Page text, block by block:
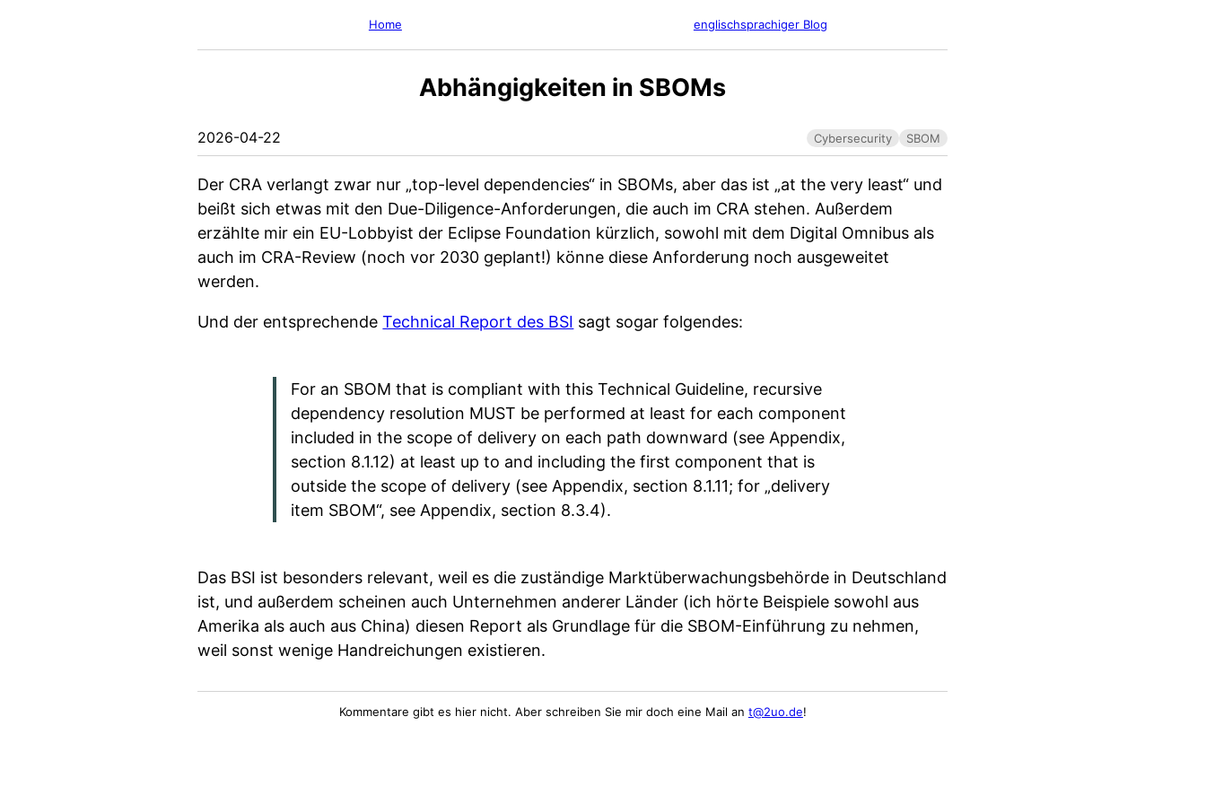
Home englischsprachiger Blog
Abhängigkeiten in SBOMs
2026-04-22 Cybersecurity SBOM
Der CRA verlangt zwar nur „top-level dependencies“ in SBOMs, aber das ist „at the very least“ und
beißt sich etwas mit den Due-Diligence-Anforderungen, die auch im CRA stehen. Außerdem
erzählte mir ein EU-Lobbyist der Eclipse Foundation kürzlich, sowohl mit dem Digital Omnibus als
auch im CRA-Review (noch vor 2030 geplant!) könne diese Anforderung noch ausgeweitet
werden.
Und der entsprechendeTechnical Report des BSI sagt sogar folgendes:
For an SBOM that is compliant with this Technical Guideline, recursive
dependency resolution MUST be performed at least for each component
included in the scope of delivery on each path downward (see Appendix,
section 8.1.12) at least up to and including the first component that is
outside the scope of delivery (see Appendix, section 8.1.11; for „delivery
item SBOM“, see Appendix, section 8.3.4).
Das BSI ist besonders relevant, weil es die zuständige Marktüberwachungsbehörde in Deutschland
ist, und außerdem scheinen auch Unternehmen anderer Länder (ich hörte Beispiele sowohl aus
Amerika als auch aus China) diesen Report als Grundlage für die SBOM-Einführung zu nehmen,
weil sonst wenige Handreichungen existieren.
Kommentare gibt es hier nicht. Aber schreiben Sie mir doch eine Mail an t@2uo.de!